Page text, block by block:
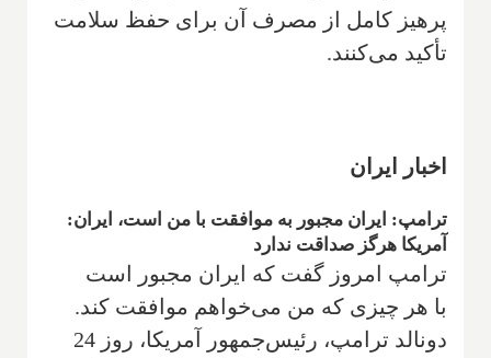
پرهیز کامل از مصرف آن برای حفظ سلامت
تأکید می‌کنند.
اخبار ایران
ترامپ: ایران مجبور به موافقت با من است، ایران:
آمریکا هرگز صداقت ندارد
ترامپ امروز گفت که ایران مجبور است
با هر چیزی که من می‌خواهم موافقت کند.
دونالد ترامپ، رئیس‌جمهور آمریکا، روز 24